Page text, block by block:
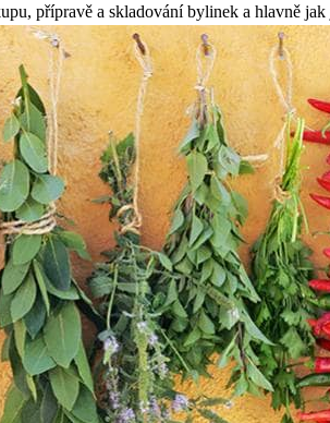
přípravě a skladování bylinek a hlavně